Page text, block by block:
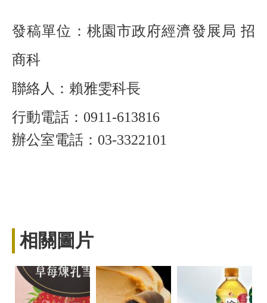
發稿單位：桃園市政府經濟發展局 招
商科
聯絡人：賴雅雯科長
行動電話：0911-613816
辦公室電話：03-3322101
相關圖片